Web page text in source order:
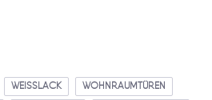
WEISSLACK WOHNRAUMTÜREN